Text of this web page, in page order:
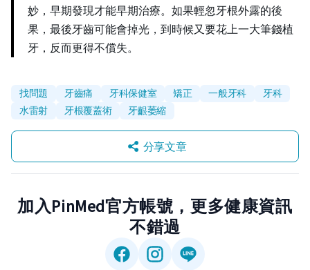
妙，早期發現才能早期治療。如果輕忽牙根外露的後
果，最後牙齒可能會掉光，到時候又要花上一大筆錢植
牙，反而更得不償失。
找問題 牙齒痛 牙科保健室 矯正 一般牙科
牙科
水雷射
牙根覆蓋術 牙齦萎縮
分享文章
加入PinMed官方帳號，更多健康資訊
不錯過